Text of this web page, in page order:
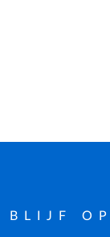
BLIJF